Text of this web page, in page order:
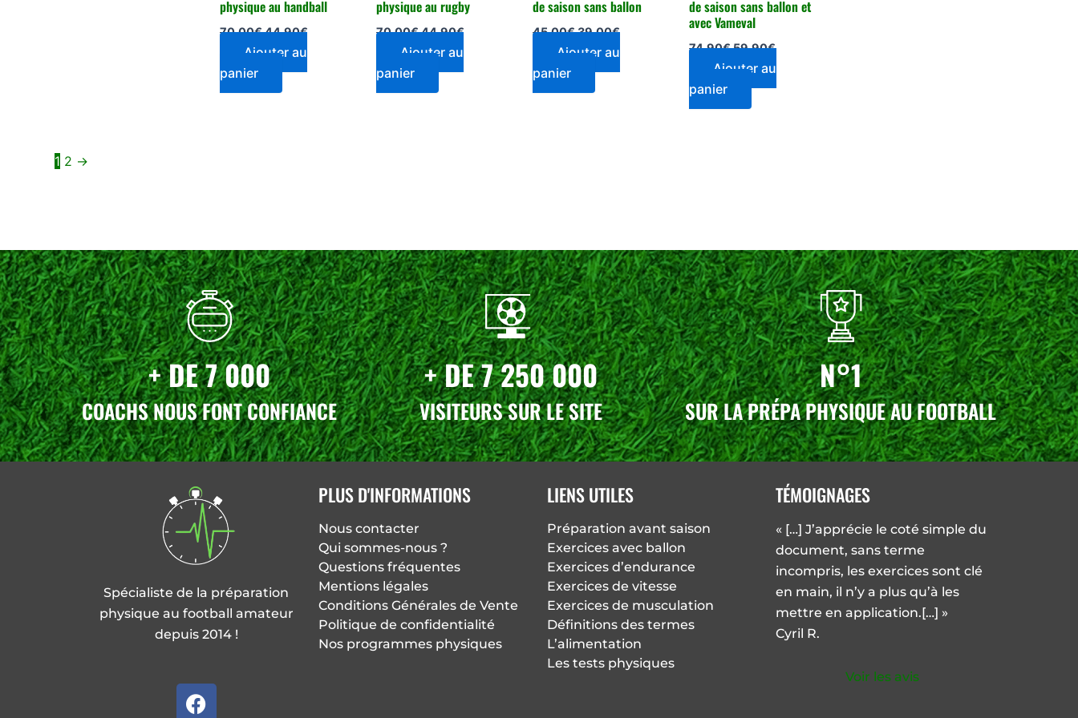
physique au handball
70,00€44,90€
Ajouter au
panier
physique au rugby
70,00€44,90€
Ajouter au
panier
de saison sans ballon
45,00€39,00€
Ajouter au
panier
de saison sans ballon et
avec Vameval
74,90€59,90€
Ajouter au
panier
1 2 →
+ DE 7 000
COACHS NOUS FONT CONFIANCE
+ DE 7 250 000
VISITEURS SUR LE SITE
N°1
SUR LA PRÉPA PHYSIQUE AU FOOTBALL
Spécialiste de la préparation
physique au football amateur
depuis 2014 !
F
a
PLUS D'INFORMATIONS
Nous contacter
Qui sommes-nous ?
Questions fréquentes
Mentions légales
Conditions Générales de Vente
Politique de confidentialité
Nos programmes physiques
LIENS UTILES
Préparation avant saison
Exercices avec ballon
Exercices d’endurance
Exercices de vitesse
Exercices de musculation
Définitions des termes
L’alimentation
Les tests physiques
TÉMOIGNAGES
« […] J’apprécie le coté simple du
document, sans terme
incompris, les exercices sont clé
en main, il n’y a plus qu’à les
mettre en application.[…] »
Cyril R.
Voir les avis